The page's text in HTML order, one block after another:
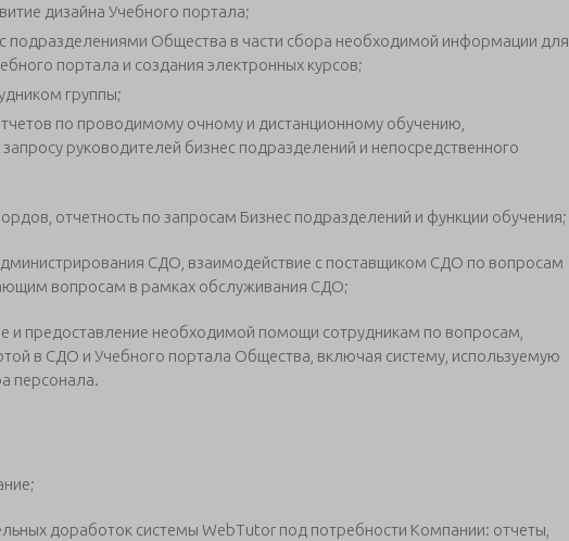
дизайна Учебного портала;
подразделениями Общества в части сбора необходимой информации для
портала и создания электронных курсов;
группы;
по проводимому очному и дистанционному обучению,
руководителей бизнес подразделений и непосредственного
отчетность по запросам Бизнес подразделений и функции обучения;
СДО, взаимодействие с поставщиком СДО по вопросам
вопросам в рамках обслуживания СДО;
и предоставление необходимой помощи сотрудникам по вопросам,
в СДО и Учебного портала Общества, включая систему, используемую
персонала.
доработок системы WebTutor под потребности Компании: отчеты,